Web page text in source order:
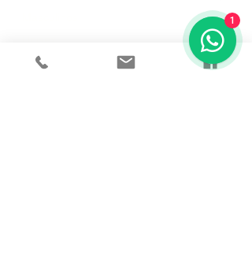
Sobre mí
1